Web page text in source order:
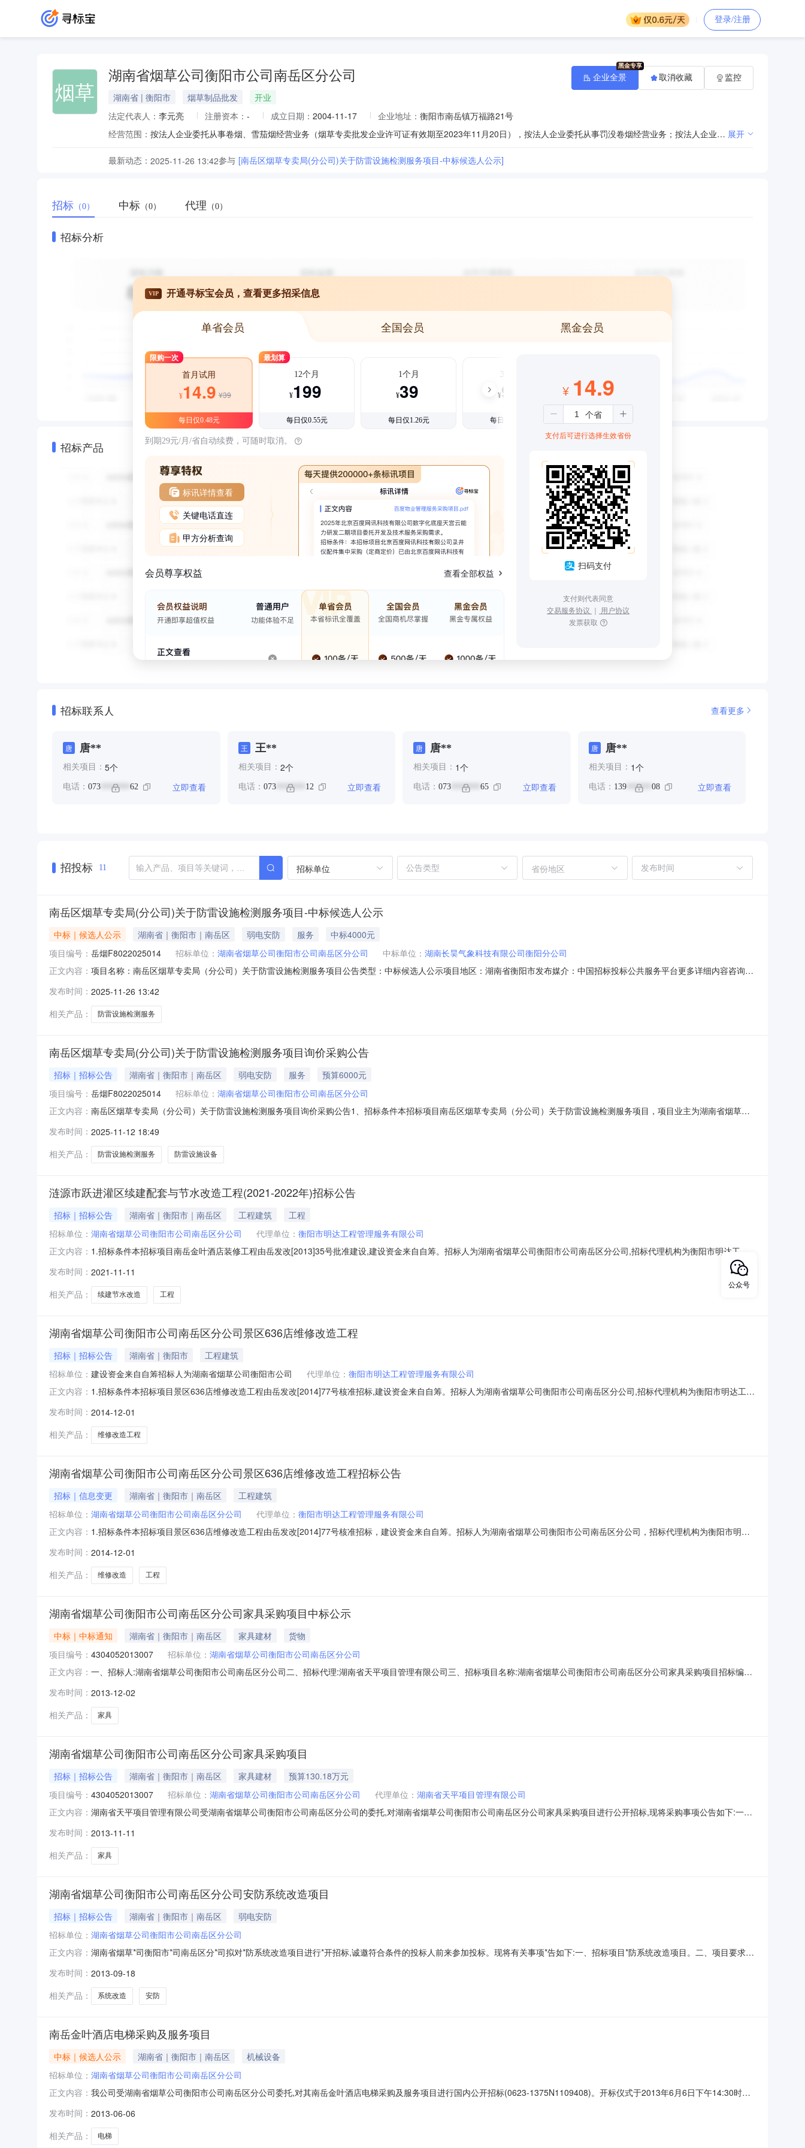
登录/注册
烟草
湖南省烟草公司衡阳市公司南岳区分公司
湖南省 | 衡阳市 烟草制品批发
开业
法定代表人： 李元亮 注册资本： - 成立日期： 2004-11-17 企业地址： 衡阳市南岳镇万福路21号
经营范围：
按法人企业委托从事卷烟、雪茄烟经营业务（烟草专卖批发企业许可证有效期至2023年11月20日），按法人企业委托从事罚没卷烟经营业务；按法人企业委托从事进口卷烟、雪茄烟经营业务（依法须经批准的项目，经相关部门批准后方可开展经营活动）。 展开
最新动态： 2025-11-26 13:42参与 [南岳区烟草专卖局(分公司)关于防雷设施检测服务项目-中标候选人公示]
企业全景 取消收藏 监控
招标 （0） 中标 （0） 代理 （0）
招标分析
招标产品
VIP 开通寻标宝会员，查看更多招采信息
单省会员 全国会员 黑金会员
限购一次
首月试用
¥14.9 ¥39
每日仅0.48元
最划算
12个月
¥199
每日仅0.55元
1个月
¥39
每日仅1.26元
3个月
¥99
每日仅1.08元
到期29元/月/省自动续费，可随时取消。
标讯详情查看
关键电话直连
甲方分析查询
会员尊享权益 查看全部权益
¥ 14.9
支付后可进行选择生效省份
扫码支付
支付则代表同意
交易服务协议 ｜ 用户协议
发票获取
招标联系人 查看更多
唐 唐**
相关项目： 5个
电话： 073 ******* 62 立即查看
王 王**
相关项目： 2个
电话： 073******* 12 立即查看
唐 唐**
相关项目： 1个
电话： 073 ******* 65 立即查看
唐 唐**
相关项目： 1个
电话： 139****** 08 立即查看
招投标 11 招标单位 省份地区
南岳区烟草专卖局(分公司)关于防雷设施检测服务项目-中标候选人公示
中标｜候选人公示 湖南省｜衡阳市｜南岳区 弱电安防 服务
中标4000元
项目编号： 岳烟F8022025014 招标单位： 湖南省烟草公司衡阳市公司南岳区分公司 中标单位： 湖南长昊气象科技有限公司衡阳分公司
正文内容： 项目名称：南岳区烟草专卖局（分公司）关于防雷设施检测服务项目公告类型：中标候选人公示项目地区：湖南省衡阳市发布媒介：中国招标投标公共服务平台更多详细内容咨询请
发布时间： 2025-11-26 13:42
相关产品：
防雷设施检测服务
南岳区烟草专卖局(分公司)关于防雷设施检测服务项目询价采购公告
招标｜招标公告 湖南省｜衡阳市｜南岳区 弱电安防 服务
预算6000元
项目编号： 岳烟F8022025014 招标单位： 湖南省烟草公司衡阳市公司南岳区分公司
正文内容： 南岳区烟草专卖局（分公司）关于防雷设施检测服务项目询价采购公告1、招标条件本招标项目南岳区烟草专卖局（分公司）关于防雷设施检测服务项目，项目业主为湖南省烟草公
于防雷设施检测服务项目；2.2项目编号：岳烟F8022025014；2.3计划金额：人民币6000元；2.4服务内容：对湖南省烟草公司衡阳市公司南岳区分公司防雷设施设备进行检测（详
见询价采购文件）；
发布时间： 2025-11-12 18:49
相关产品：
防雷设施检测服务 防雷设施设备
涟源市跃进灌区续建配套与节水改造工程(2021-2022年)招标公告
招标｜招标公告 湖南省｜衡阳市｜南岳区 工程建筑
工程
招标单位： 湖南省烟草公司衡阳市公司南岳区分公司 代理单位： 衡阳市明达工程管理服务有限公司
正文内容： 1.招标条件本招标项目南岳金叶酒店装修工程由岳发改[2013]35号批准建设,建设资金来自自筹。招标人为湖南省烟草公司衡阳市公司南岳区分公司,招标代理机构为衡阳市明达工程
管理服务有限公司,项目已具备招标条件,现对该项目的施工进行公开招标。2.项目概况与招标范围2.1项目名称:南岳金叶酒店装修工程2.2建设地点:衡阳市南岳区万福路。2.3规模:装
修改造的建筑面积约3700㎡;5层;砖混结构。计划投资约298万元。2.4工期要求:130日历天,具体开工日期以建设单位开工通知为准。2.5质量要求:合格工程。2.6保修要求
发布时间： 2021-11-11
相关产品：
续建节水改造 工程
湖南省烟草公司衡阳市公司南岳区分公司景区636店维修改造工程
招标｜招标公告 湖南省｜衡阳市
工程建筑
招标单位： 建设资金来自自筹招标人为湖南省烟草公司衡阳市公司 代理单位： 衡阳市明达工程管理服务有限公司
正文内容： 1.招标条件本招标项目景区636店维修改造工程由岳发改[2014]77号核准招标,建设资金来自自筹。招标人为湖南省烟草公司衡阳市公司南岳区分公司,招标代理机构为衡阳市明达工程
筑面积375.81㎡;计划投资约135万元。2.4工期要求:60日历天,具体开工日期以建设单位开工通知为准。2.5质量要求:合格工程。2.6保修要求:按建设部80号令
发布时间： 2014-12-01
相关产品：
维修改造工程
湖南省烟草公司衡阳市公司南岳区分公司景区636店维修改造工程招标公告
招标｜信息变更 湖南省｜衡阳市｜南岳区
工程建筑
招标单位： 湖南省烟草公司衡阳市公司南岳区分公司 代理单位： 衡阳市明达工程管理服务有限公司
正文内容： 1.招标条件本招标项目景区636店维修改造工程由岳发改[2014]77号核准招标，建设资金来自自筹。招标人为湖南省烟草公司衡阳市公司南岳区分公司，招标代理机构为衡阳市明达
2.3规模：建筑面积375.81㎡;计划投资约135万元。2.4工期要求：60日历天，具体开工日期以建设单位开工通知为准。2.5质量要求：合格工程。2.6保修要求：按建设部80号令
发布时间： 2014-12-01
相关产品：
维修改造 工程
湖南省烟草公司衡阳市公司南岳区分公司家具采购项目中标公示
中标｜中标通知 湖南省｜衡阳市｜南岳区 家具建材
货物
项目编号： 4304052013007 招标单位： 湖南省烟草公司衡阳市公司南岳区分公司
正文内容： 一、招标人:湖南省烟草公司衡阳市公司南岳区分公司二、招标代理:湖南省天平项目管理有限公司三、招标项目名称:湖南省烟草公司衡阳市公司南岳区分公司家具采购项目招标编
学兵何庆涛陈建华周建波五、中标信息排序投标人最终得分投标报价1佛山市欧域家具有限公司98.8612898602佛山市金豪恒艺家具实业有限公司87.3713005203佛山市
发布时间： 2013-12-02
相关产品：
家具
湖南省烟草公司衡阳市公司南岳区分公司家具采购项目
招标｜招标公告 湖南省｜衡阳市｜南岳区 家具建材
预算130.18万元
项目编号： 4304052013007 招标单位： 湖南省烟草公司衡阳市公司南岳区分公司 代理单位： 湖南省天平项目管理有限公司
正文内容： 湖南省天平项目管理有限公司受湖南省烟草公司衡阳市公司南岳区分公司的委托,对湖南省烟草公司衡阳市公司南岳区分公司家具采购项目进行公开招标,现将采购事项公告如下:一、
人应遵守国家有关的法律、法规,并具备《中华人民共和国政府采购法》第二十二条和本文件规定的条件:4.1、具有独立承担民事责任的能力的企业法人;4.2、具有履行合同所需的设
备和专
发布时间： 2013-11-11
相关产品：
家具
湖南省烟草公司衡阳市公司南岳区分公司安防系统改造项目
招标｜招标公告 湖南省｜衡阳市｜南岳区
弱电安防
招标单位： 湖南省烟草公司衡阳市公司南岳区分公司
正文内容： 湖南省烟草*司衡阳市*司南岳区分*司拟对*防系统改造项目进行*开招标,诚邀符合条件的投标人前来参加投标。现将有关事项*告如下:一、招标项目*防系统改造项目。二、项目要求本
求:按国家相关规定。四、招标方式*开招标。五、评标办法经评审的最低投标价法。六、投标人资格要求6.1投标人必须是具有独立法人资格的企业。6.2投标人应是在中华人民共和
国境内
发布时间： 2013-09-18
相关产品：
系统改造 安防
南岳金叶酒店电梯采购及服务项目
中标｜候选人公示 湖南省｜衡阳市｜南岳区
机械设备
招标单位： 湖南省烟草公司衡阳市公司南岳区分公司
正文内容： 我公司受湖南省烟草公司衡阳市公司南岳区分公司委托,对其南岳金叶酒店电梯采购及服务项目进行国内公开招标(0623-1375N1109408)。开标仪式于2013年6月6日下午14:30时在
理机构:湖南省招标有限责任公司地址:长沙市东风路123号电话:0731-845538433、项目名称:湖南省烟草公司衡阳市公司南岳区分公司南岳金叶酒店电梯采购及服务项目
发布时间： 2013-06-06
相关产品：
电梯
公众号